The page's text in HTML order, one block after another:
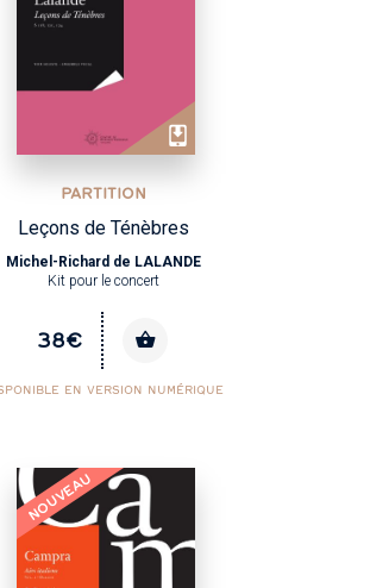
PARTITION
Leçons de Ténèbres
Michel-Richard de LALANDE
Kit pour le concert
38€
EN VERSION NUMÉRIQUE
NOUVEAU